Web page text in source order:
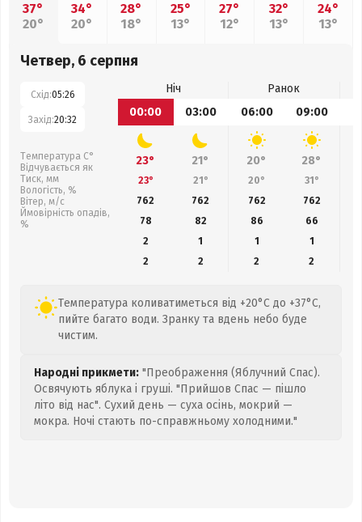
37°
20°
34°
20°
28°
18°
25°
13°
27°
12°
32°
13°
24°
13°
Четвер, 6 серпня
Схід:05:26
Захід:20:32
Температура С°
Відчувається як
Тиск, мм
Вологість, %
Вітер, м/с
Ймовірність опадів,
%
Ніч
Ранок
00:00
03:00 06:00 09:00
23° 21° 20° 28°
23° 21° 20° 31°
762
762 762 762
78
82 86
66
2
1 1
1
2
2 2 2
Температура коливатиметься від +20°C до +37°C,
пийте багато води. Зранку та вдень небо буде
чистим.
Народні прикмети: "Преображення (Яблучний Спас).
Освячують яблука і груші. "Прийшов Спас — пішло
літо від нас". Сухий день — суха осінь, мокрий —
мокра. Ночі стають по-справжньому холодними."